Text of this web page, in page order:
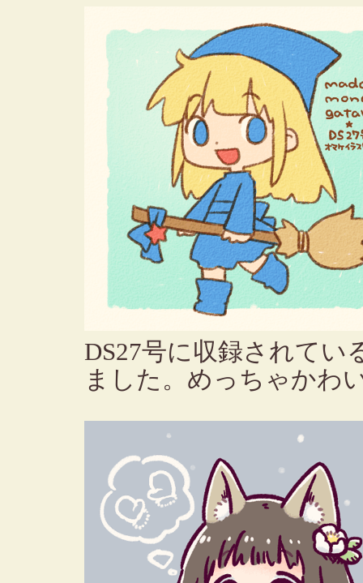
DS27号に収録されてい
ました。めっちゃかわ